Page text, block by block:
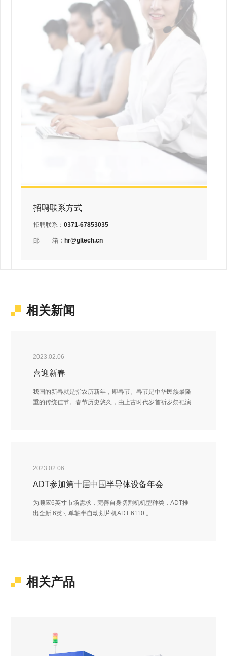
招聘联系方式
招聘联系： 0371-67853035
邮 箱： hr@gltech.cn
相关新闻
2023.02.06
喜迎新春
我国的新春就是指农历新年，即春节。春节是中华民族最隆
重的传统佳节。春节历史悠久，由上古时代岁首祈岁祭祀演
2023.02.06
ADT参加第十届中国半导体设备年会
为顺应6英寸市场需求，完善自身切割机机型种类，ADT推
出全新 6英寸单轴半自动划片机ADT 6110 。
相关产品